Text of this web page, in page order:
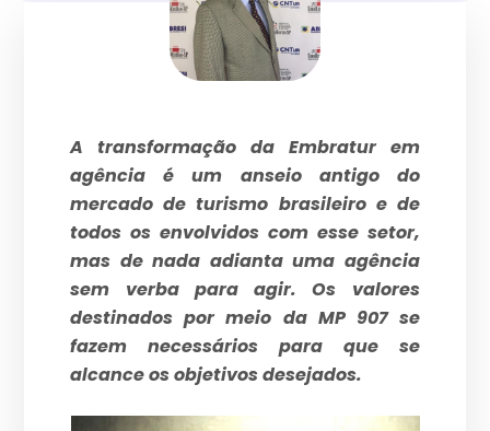
A transformação da Embratur em
agência é um anseio antigo do
mercado de turismo brasileiro e de
todos os envolvidos com esse setor,
mas de nada adianta uma agência
sem verba para agir. Os valores
destinados por meio da MP 907 se
fazem necessários para que se
alcance os objetivos desejados.